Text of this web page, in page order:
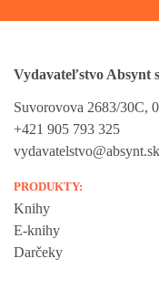
Vydavateľstvo Absynt
Suvorovova 2683/30C,
+421 905 793 325
vydavatelstvo@absynt.sk
PRODUKTY:
Knihy
E-knihy
Darčeky